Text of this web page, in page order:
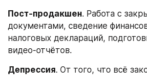
Пост-продакшен. Работа с
документами, сведение
налоговых деклараций,
видео-отчётов.
Депрессия. От того, что всё